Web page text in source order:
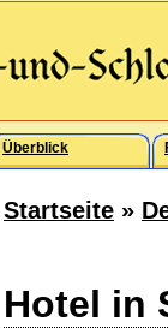
Überblick
Startseite »
Hotel in